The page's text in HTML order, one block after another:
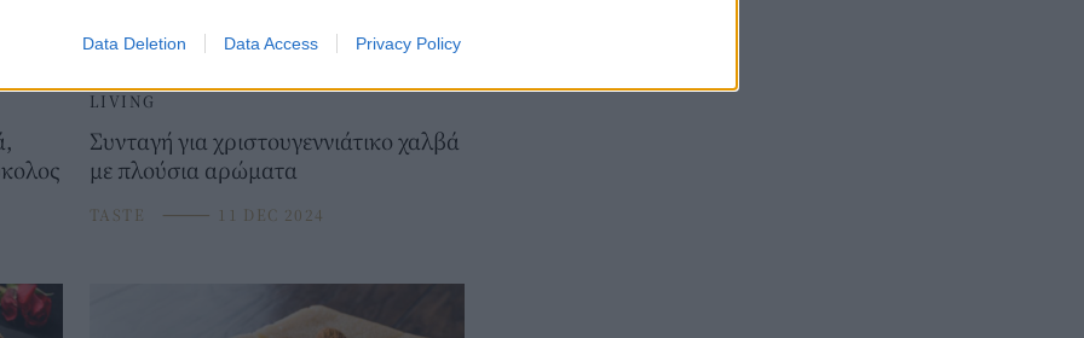
Data Deletion Data Access Privacy Policy
LIVING
Συνταγή για χριστουγεννιάτικο χαλβά
με πλούσια αρώματα
TASTE ⸻ 11 DEC 2024